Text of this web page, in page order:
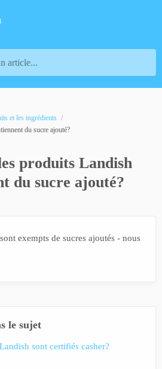
article...
et les ingrédients
du sucre ajouté?
produits Landish
du sucre ajouté?
exempts de sucres ajoutés - nous
le sujet
sont certifiés casher?